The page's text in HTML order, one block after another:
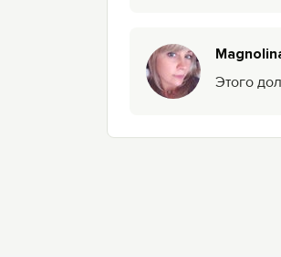
Этого